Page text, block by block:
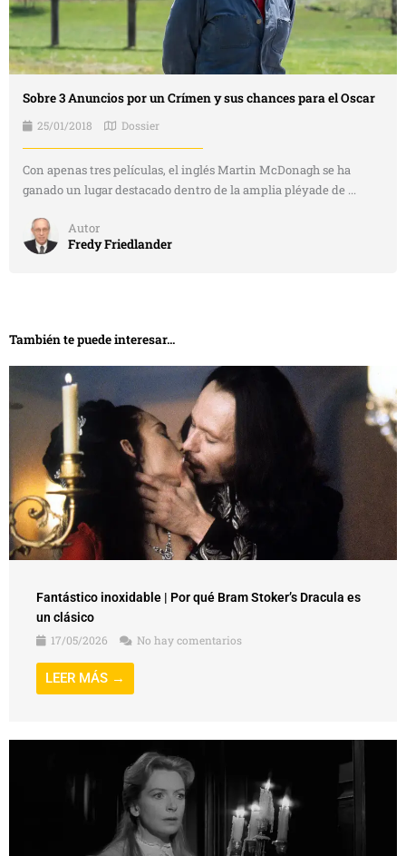
Sobre 3 Anuncios por un Crímen y sus chances para el Oscar
25/01/2018 Dossier
Con apenas tres películas, el inglés Martin McDonagh se ha
ganado un lugar destacado dentro de la amplia pléyade de ...
Autor
Fredy Friedlander
También te puede interesar...
Fantástico inoxidable | Por qué Bram Stoker’s Dracula es
un clásico
17/05/2026
No hay comentarios
LEER MÁS →